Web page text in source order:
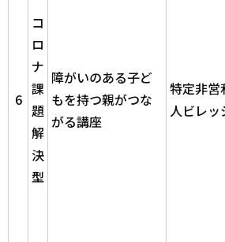
6
コ
ロ
ナ
課
題
解
決
型
障がいのある子ど
もを持つ親がつな
がる講座
特定非営
人ビレッ